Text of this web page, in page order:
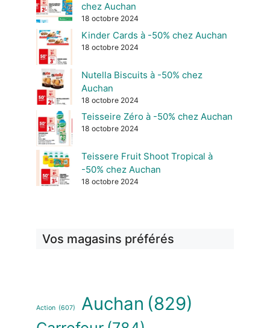
chez Auchan
18 octobre 2024
Kinder Cards à -50% chez Auchan
18 octobre 2024
Nutella Biscuits à -50% chez
Auchan
18 octobre 2024
Teisseire Zéro à -50% chez Auchan
18 octobre 2024
Teissere Fruit Shoot Tropical à
-50% chez Auchan
18 octobre 2024
Vos magasins préférés
Action (607) Auchan (829)